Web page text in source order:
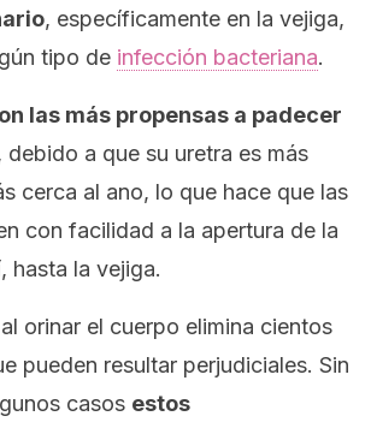
, específicamente en la vejiga,
tipo de infección bacteriana.
las más propensas a padecer
debido a que su uretra es más
cerca al ano, lo que hace que las
con facilidad a la apertura de la
hasta la vejiga.
orinar el cuerpo elimina cientos
pueden resultar perjudiciales. Sin
casos estos